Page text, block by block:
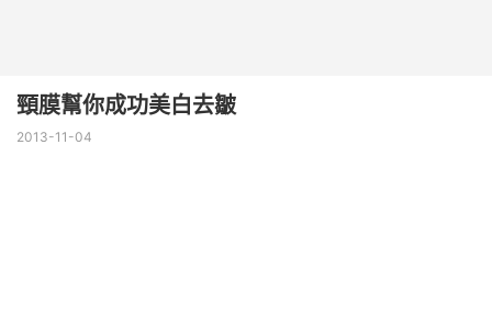
頸膜幫你成功美白去皺
2013-11-04